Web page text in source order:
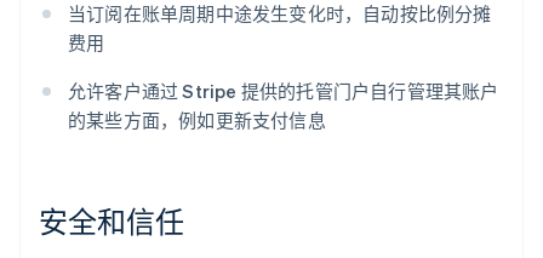
当订阅在账单周期中途发生变化时，自动按比例分摊
费用
允许客户通过 Stripe 提供的托管门户自行管理其账户
的某些方面，例如更新支付信息
安全和信任